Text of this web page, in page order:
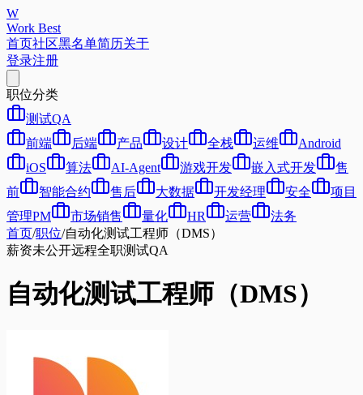
W
Work Best
首页社区黑名单简历关于
登录注册
职位分类
测试QA
前端
后端 产品 设计 全栈 运维
Android
iOS
算法 AI-Agent 游戏开发 嵌入式开发
售
前
智能合约 售后 大数据 开发经理 安全
项目
管理PM
市场销售 量化 HR 运营
法务
首页/职位/自动化测试工程师（DMS）
薪资未公开远程全职测试QA
自动化测试工程师（DMS）